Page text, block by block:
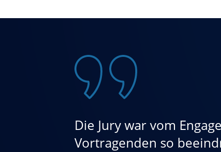
Die Jury war vom
Vortragenden so